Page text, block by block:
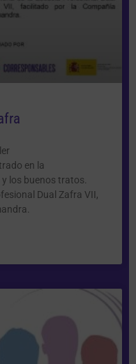
en la
los buenos tratos.
Dual Zafra VII,